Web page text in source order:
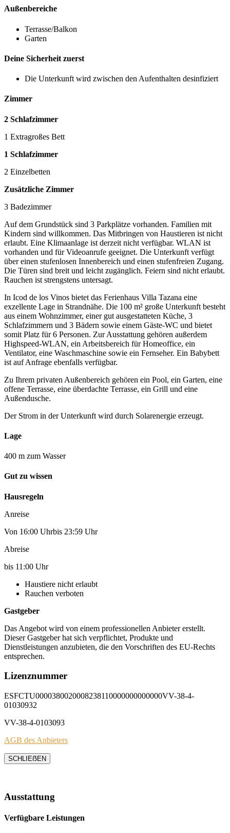
Außenbereiche
Terrasse/Balkon
Garten
Deine Sicherheit zuerst
Die Unterkunft wird zwischen den Aufenthalten desinfiziert
Zimmer
2 Schlafzimmer
1 Extragroßes Bett
1 Schlafzimmer
2 Einzelbetten
Zusätzliche Zimmer
3 Badezimmer
Auf dem Grundstück sind 3 Parkplätze vorhanden. Familien mit
Kindern sind willkommen. Das Mitbringen von Haustieren ist nicht
erlaubt. Eine Klimaanlage ist derzeit nicht verfügbar. WLAN ist
vorhanden und für Videoanrufe geeignet. Die Unterkunft verfügt
über einen stufenlosen Innenbereich und einen stufenfreien Zugang.
Die Türen sind breit und leicht zugänglich. Feiern sind nicht erlaubt.
Rauchen ist strengstens untersagt.
In Icod de los Vinos bietet das Ferienhaus Villa Tazana eine
exzellente Lage in Strandnähe. Die 100 m² große Unterkunft besteht
aus einem Wohnzimmer, einer gut ausgestatteten Küche, 3
Schlafzimmern und 3 Bädern sowie einem Gäste-WC und bietet
somit Platz für 6 Personen. Zur Ausstattung gehören außerdem
Highspeed-WLAN, ein Arbeitsbereich für Homeoffice, ein
Ventilator, eine Waschmaschine sowie ein Fernseher. Ein Babybett
ist auf Anfrage ebenfalls verfügbar.
Zu Ihrem privaten Außenbereich gehören ein Pool, ein Garten, eine
offene Terrasse, eine überdachte Terrasse, ein Grill und eine
Außendusche.
Der Strom in der Unterkunft wird durch Solarenergie erzeugt.
Lage
400 m zum Wasser
Gut zu wissen
Hausregeln
Anreise
Von 16:00 Uhrbis 23:59 Uhr
Abreise
bis 11:00 Uhr
Haustiere nicht erlaubt
Rauchen verboten
Gastgeber
Das Angebot wird von einem professionellen Anbieter erstellt.
Dieser Gastgeber hat sich verpflichtet, Produkte und
Dienstleistungen anzubieten, die den Vorschriften des EU-Rechts
entsprechen.
Lizenznummer
ESFCTU0000380020008238110000000000000VV-38-4-
01030932
VV-38-4-0103093
AGB des Anbieters
SCHLIEẞEN
Ausstattung
Verfügbare Leistungen